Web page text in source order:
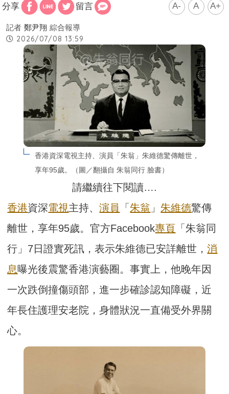
分享 留言 A- A A+
記者 鄭尹翔 綜合報導
2026/07/08 13:59
香港資深電視主持、演員「朱翁」朱維德驚傳離世，
享年95歲。（圖／翻攝自 朱翁同行 臉書）
請繼續往下閱讀….
香港資深電視主持、演員 「朱翁 」朱維德驚傳
離世，享年95歲。官方Facebook專頁 「朱翁同
行」7日證實死訊，表示朱維德已安詳離世，消
息曝光後震驚香港演藝圈。事實上，他晚年因
一次跌倒撞傷頭部，進一步確診認知障礙，近
年長住護理安老院，身體狀況一直備受外界關
心。